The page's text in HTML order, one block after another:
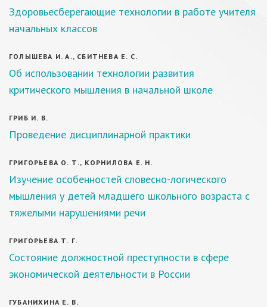
Здоровьесберегающие технологии в работе учителя
начальных классов
ГОЛЫШЕВА И. А., СБИТНЕВА Е. С.
Об использовании технологии развития
критического мышления в начальной школе
ГРИБ И. В.
Проведение дисциплинарной практики
ГРИГОРЬЕВА О. Т., КОРНИЛОВА Е. Н.
Изучение особенностей словесно-логического
мышления у детей младшего школьного возраста с
тяжелыми нарушениями речи
ГРИГОРЬЕВА Т. Г.
Состояние должностной преступности в сфере
экономической деятельности в России
ГУБАНИХИНА Е. В.